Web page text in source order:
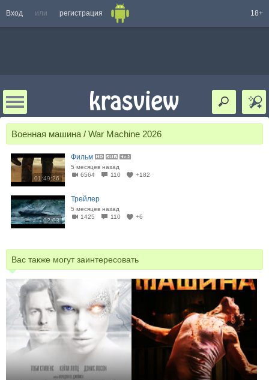
Вход или регистрация 18+
Военная машина / War Machine 2026
01:49:26
Фильм
5 месяцев назад
6564
110 +182
02:03
Трейлер
5 месяцев назад
1425
110 +6
Вас также могут заинтересовать